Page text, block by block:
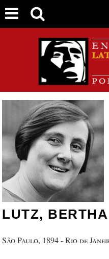
LUTZ,
São Paulo, 1894 - Rio de